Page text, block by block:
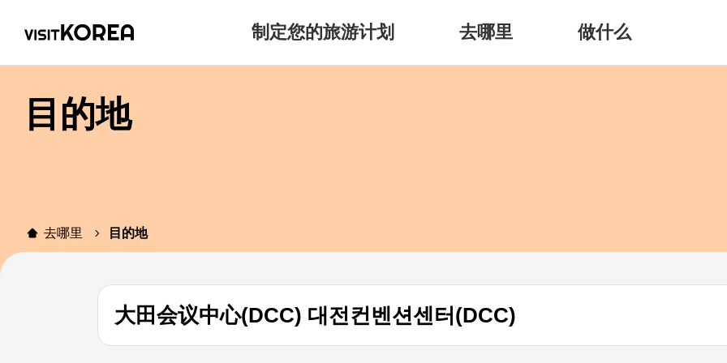
制定您的旅游计划 去哪里 做什么
目的地
去哪里 目的地
大田会议中心(DCC) 대전컨벤션센터(DCC)